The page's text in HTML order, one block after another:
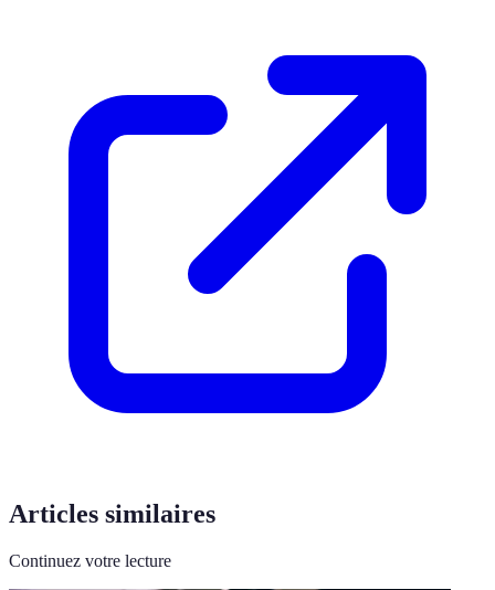
Articles similaires
Continuez votre lecture